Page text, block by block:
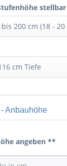
Anbauhöhe
angeben **